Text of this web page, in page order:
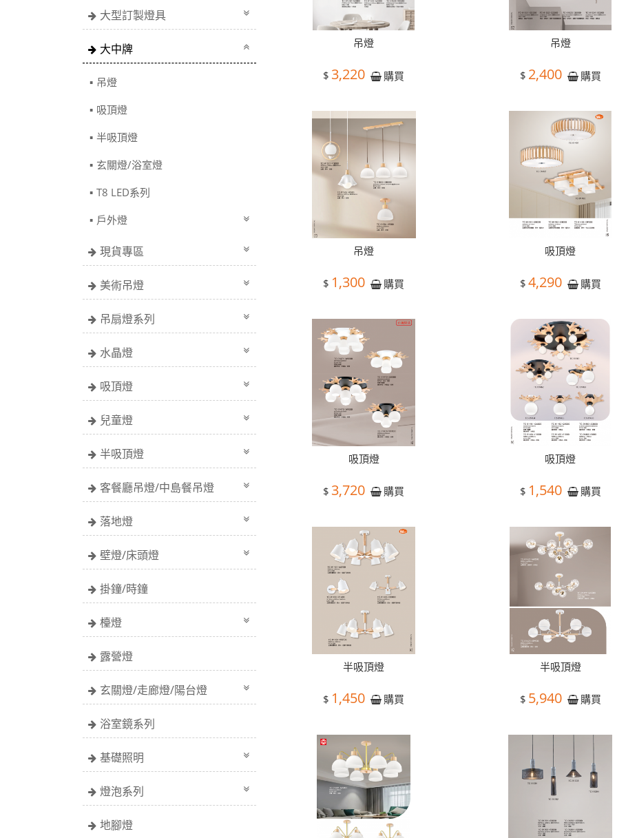
大型訂製燈具
大中牌
吊燈
吸頂燈
半吸頂燈
玄關燈/浴室燈
T8 LED系列
戶外燈
現貨專區
美術吊燈
吊扇燈系列
水晶燈
吸頂燈
兒童燈
半吸頂燈
客餐廳吊燈/中島餐吊燈
落地燈
壁燈/床頭燈
掛鐘/時鐘
檯燈
露營燈
玄關燈/走廊燈/陽台燈
浴室鏡系列
基礎照明
燈泡系列
地腳燈
吊燈
$ 3,220 購買
吊燈
$ 2,400 購買
吊燈
$ 1,300 購買
吸頂燈
$ 4,290 購買
吸頂燈
$ 3,720 購買
吸頂燈
$ 1,540 購買
半吸頂燈
$ 1,450 購買
半吸頂燈
$ 5,940 購買